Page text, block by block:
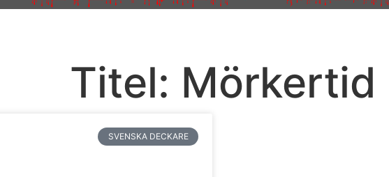
Titel: Mörkertid
SVENSKA DECKARE